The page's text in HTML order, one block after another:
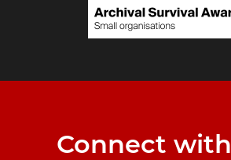
Connect